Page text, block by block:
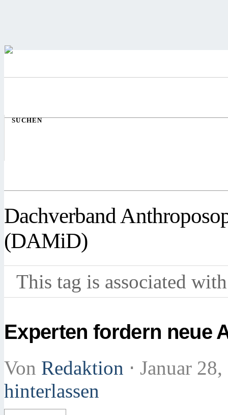
SUCHEN
Dachverband
(DAMiD)
This tag is associated
Experten fordern neue
Von Redaktion ⋅ Januar
hinterlassen